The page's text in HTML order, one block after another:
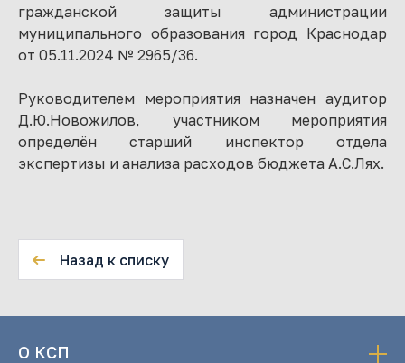
гражданской защиты администрации
муниципального образования город Краснодар
от 05.11.2024 № 2965/36.
Руководителем мероприятия назначен аудитор
Д.Ю.Новожилов, участником мероприятия
определён старший инспектор отдела
экспертизы и анализа расходов бюджета А.С.Лях.
Назад к списку
О КСП